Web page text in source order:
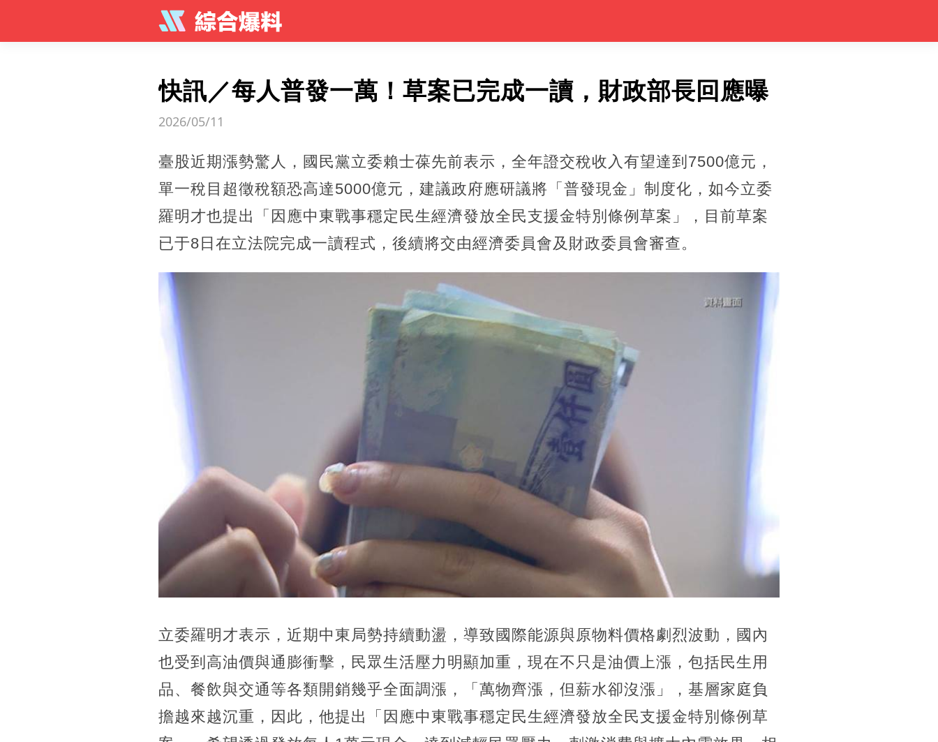
快訊／每人普發一萬！草案已完成一讀，財政部長回應曝
2026/05/11
臺股近期漲勢驚人，國民黨立委賴士葆先前表示，全年證交稅收入有望達到7500億元，
單一稅目超徵稅額恐高達5000億元，建議政府應研議將「普發現金」制度化，如今立委
羅明才也提出「因應中東戰事穩定民生經濟發放全民支援金特別條例草案」，目前草案
已于8日在立法院完成一讀程式，後續將交由經濟委員會及財政委員會審查。
立委羅明才表示，近期中東局勢持續動盪，導致國際能源與原物料價格劇烈波動，國內
也受到高油價與通膨衝擊，民眾生活壓力明顯加重，現在不只是油價上漲，包括民生用
品、餐飲與交通等各類開銷幾乎全面調漲，「萬物齊漲，但薪水卻沒漲」，基層家庭負
擔越來越沉重，因此，他提出「因應中東戰事穩定民生經濟發放全民支援金特別條例草